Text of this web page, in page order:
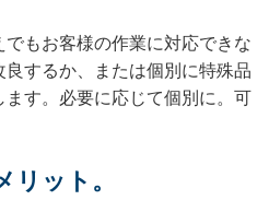
もお客様の作業に対応できな
するか、または個別に特殊品
す。必要に応じて個別に。可
リット。